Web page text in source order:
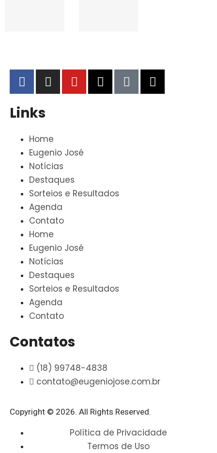
Links
Home
Eugenio José
Notícias
Destaques
Sorteios e Resultados
Agenda
Contato
Home
Eugenio José
Notícias
Destaques
Sorteios e Resultados
Agenda
Contato
Contatos
(18) 99748-4838
contato@eugeniojose.com.br
Copyright © 2026. All Rights Reserved.​
Política de Privacidade
Termos de Uso